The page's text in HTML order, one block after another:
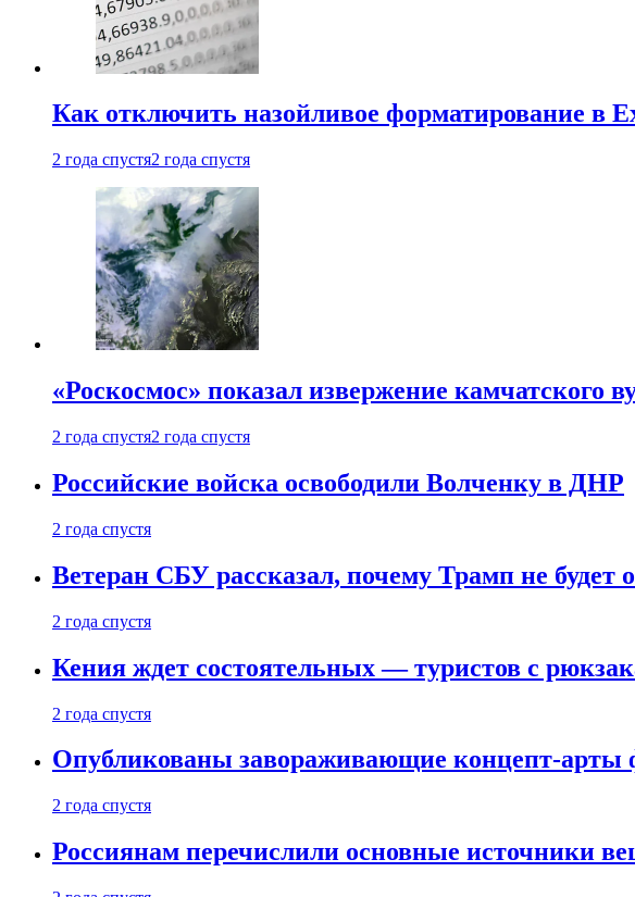
Как отключить назойливое форматирование в
2 года спустя2 года спустя
«Роскосмос» показал извержение камчатского
2 года спустя2 года спустя
Российские войска освободили Волченку в ДНР
2 года спустя
Ветеран СБУ рассказал, почему Трамп не будет
2 года спустя
Кения ждет состоятельных — туристов с
2 года спустя
Опубликованы завораживающие концепт-арты
2 года спустя
Россиянам перечислили основные источники